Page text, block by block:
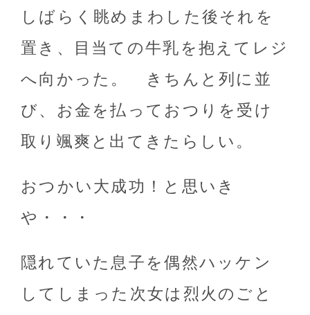
しばらく眺めまわした後それを
置き、目当ての牛乳を抱えてレジ
へ向かった。 きちんと列に並
び、お金を払っておつりを受け
取り颯爽と出てきたらしい。
おつかい大成功！と思いき
や・・・
隠れていた息子を偶然ハッケン
してしまった次女は烈火のごと